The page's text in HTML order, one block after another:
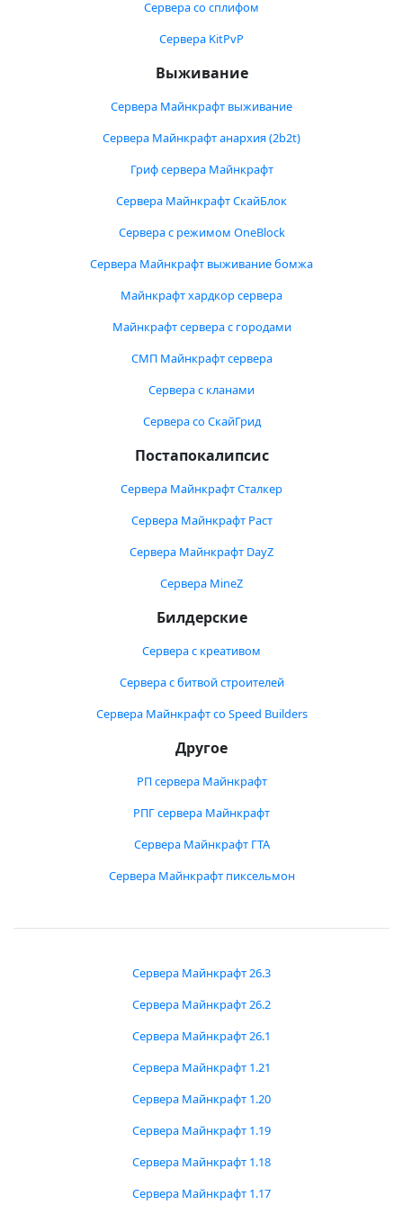
Сервера со сплифом
Сервера KitPvP
Выживание
Сервера Майнкрафт выживание
Сервера Майнкрафт анархия (2b2t)
Гриф сервера Майнкрафт
Сервера Майнкрафт СкайБлок
Сервера с режимом OneBlock
Сервера Майнкрафт выживание бомжа
Майнкрафт хардкор сервера
Майнкрафт сервера с городами
СМП Майнкрафт сервера
Сервера с кланами
Сервера со СкайГрид
Постапокалипсис
Сервера Майнкрафт Сталкер
Сервера Майнкрафт Раст
Сервера Майнкрафт DayZ
Сервера MineZ
Билдерские
Сервера с креативом
Сервера с битвой строителей
Сервера Майнкрафт со Speed Builders
Другое
РП сервера Майнкрафт
РПГ сервера Майнкрафт
Сервера Майнкрафт ГТА
Сервера Майнкрафт пиксельмон
Сервера Майнкрафт 26.3
Сервера Майнкрафт 26.2
Сервера Майнкрафт 26.1
Сервера Майнкрафт 1.21
Сервера Майнкрафт 1.20
Сервера Майнкрафт 1.19
Сервера Майнкрафт 1.18
Сервера Майнкрафт 1.17